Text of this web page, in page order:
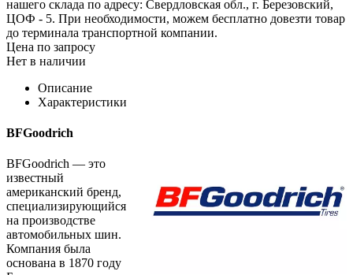
нашего склада по адресу: Свердловская обл., г. Березовский,
ЦОФ - 5. При необходимости, можем бесплатно довезти товар
до терминала транспортной компании.
Цена по запросу
Нет в наличии
Описание
Характеристики
BFGoodrich
BFGoodrich — это
известный
американский бренд,
специализирующийся
на производстве
автомобильных шин.
Компания была
основана в 1870 году